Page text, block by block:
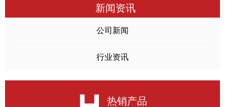
新闻资讯
公司新闻
行业资讯
热销产品